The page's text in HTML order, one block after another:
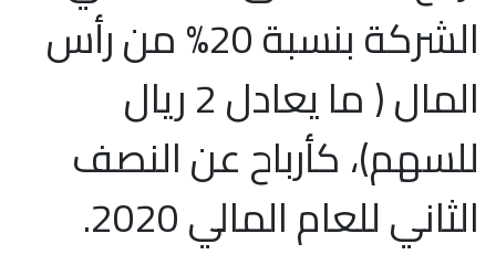
الشركة بنسبة 20% من رأس
المال ( ما يعادل 2 ريال
للسهم)، كأرباح عن النصف
الثاني للعام المالي 2020.